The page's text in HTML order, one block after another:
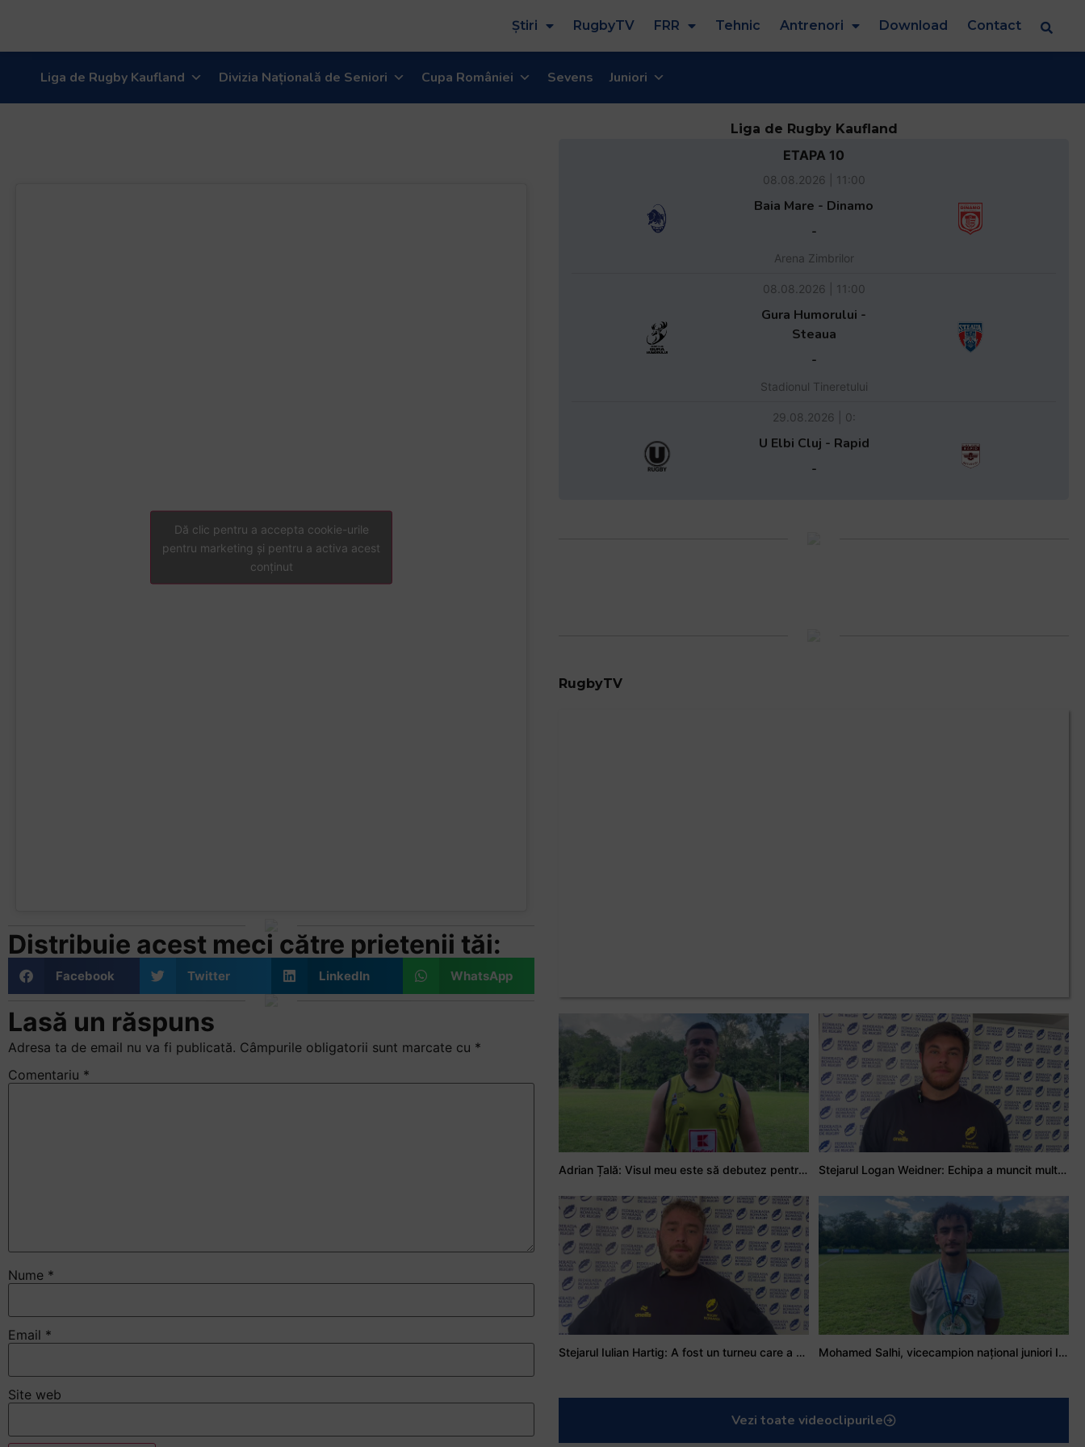
Știri RugbyTV FRR Tehnic Antrenori Download Contact
Liga de Rugby Kaufland Divizia Națională de Seniori Cupa României Sevens Juniori
Dă clic pentru a accepta cookie-urile
pentru marketing și pentru a activa acest
conținut
Distribuie acest meci către prietenii tăi:
Facebook Twitter LinkedIn WhatsApp
Lasă un răspuns
Adresa ta de email nu va fi publicată. Câmpurile obligatorii sunt marcate cu *
Comentariu *
Nume *
Email *
Site web
Liga de Rugby Kaufland
ETAPA 10
08.08.2026 | 11:00
Baia Mare - Dinamo
-
Arena Zimbrilor
08.08.2026 | 11:00
Gura Humorului -
Steaua
-
Stadionul Tineretului
29.08.2026 | 0:
U Elbi Cluj - Rapid
-
RugbyTV
Adrian Țală: Visul meu este să debutez pentru România Stejarul Logan Weidner: Echipa a muncit mult, iar asta se va vedea în meciurile de la Nations Cup
Stejarul Iulian Hartig: A fost un turneu care a unit mai mult echipa Mohamed Salhi, vicecampion național juniori I: Rugby-ul te învață să accepți și înfrângerile
Vezi toate videoclipurile